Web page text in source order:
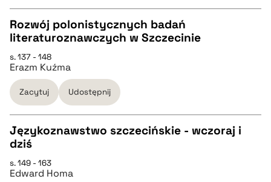
BIBTEX
pobierz cytat
BIBTEX
Rozwój polonistycznych badań
literaturoznawczych w Szczecinie
s. 137 - 148
Erazm Kuźma
Zacytuj Udostępnij
Językoznawstwo szczecińskie - wczoraj i
dziś
s. 149 - 163
Edward Homa